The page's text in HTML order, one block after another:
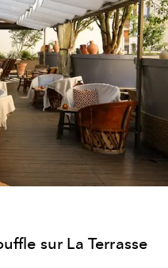
sur La Terrasse